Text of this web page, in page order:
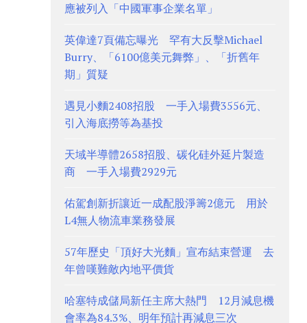
應被列入「中國軍事企業名單」
英偉達7頁備忘曝光 罕有大反擊Michael
Burry、「6100億美元舞弊」、「折舊年
期」質疑
遇見小麵2408招股 一手入場費3556元、
引入海底撈等為基投
天域半導體2658招股、碳化硅外延片製造
商 一手入場費2929元
佑駕創新折讓近一成配股淨籌2億元 用於
L4無人物流車業務發展
57年歷史「頂好大光麵」宣布結束營運 去
年曾嘆難敵內地平價貨
哈塞特成儲局新任主席大熱門 12月減息機
會率為84.3%、明年預計再減息三次